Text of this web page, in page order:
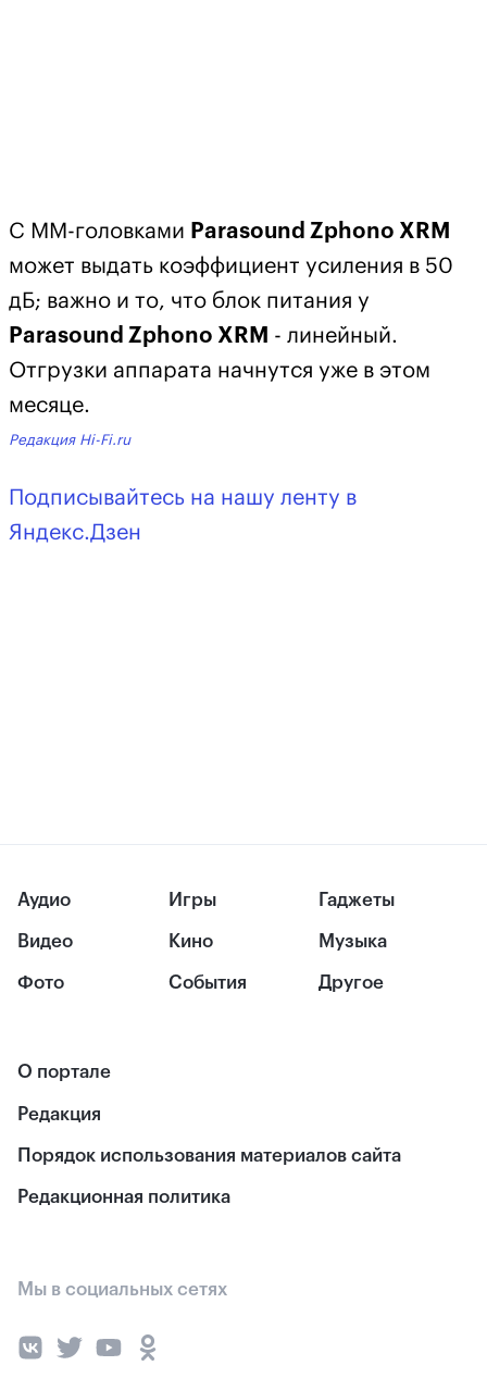
С ММ-головками Parasound Zphono XRM
может выдать коэффициент усиления в 50
дБ; важно и то, что блок питания у
Parasound Zphono XRM - линейный.
Отгрузки аппарата начнутся уже в этом
месяце.
Редакция Hi-Fi.ru
Подписывайтесь на нашу ленту в
Яндекс.Дзен
Аудио
Видео
Фото
Игры
Кино
События
Гаджеты
Музыка
Другое
О портале
Редакция
Порядок использования материалов сайта
Редакционная политика
Мы в социальных сетях